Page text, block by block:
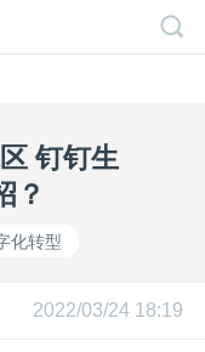
钉钉生
？
化转型
2022/03/24 18:19